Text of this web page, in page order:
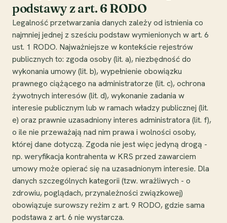
podstawy z art. 6 RODO
Legalność przetwarzania danych zależy od istnienia co
najmniej jednej z sześciu podstaw wymienionych w art. 6
ust. 1 RODO. Najważniejsze w kontekście rejestrów
publicznych to: zgoda osoby (lit. a), niezbędność do
wykonania umowy (lit. b), wypełnienie obowiązku
prawnego ciążącego na administratorze (lit. c), ochrona
żywotnych interesów (lit. d), wykonanie zadania w
interesie publicznym lub w ramach władzy publicznej (lit.
e) oraz prawnie uzasadniony interes administratora (lit. f),
o ile nie przeważają nad nim prawa i wolności osoby,
której dane dotyczą. Zgoda nie jest więc jedyną drogą -
np. weryfikacja kontrahenta w KRS przed zawarciem
umowy może opierać się na uzasadnionym interesie. Dla
danych szczególnych kategorii (tzw. wrażliwych - o
zdrowiu, poglądach, przynależności związkowej)
obowiązuje surowszy reżim z art. 9 RODO, gdzie sama
podstawa z art. 6 nie wystarcza.